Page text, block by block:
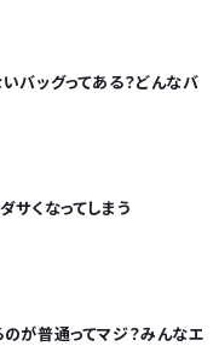
バッグってある？どんなバ
サくなってしまう
が普通ってマジ？みんなエ